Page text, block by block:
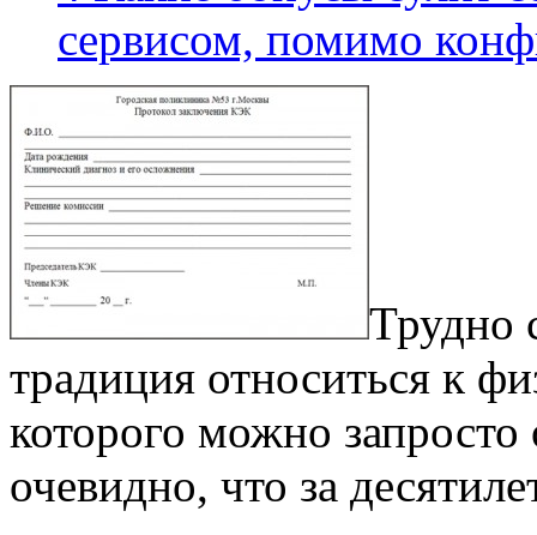
сервисом, помимо
Трудно
традиция относиться к
которого можно запросто
очевидно, что за